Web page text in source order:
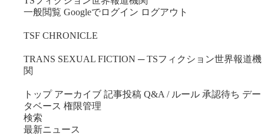
一般閲覧 Googleでログイン ログアウト
TSF CHRONICLE
TRANS SEXUAL FICTION ─ TSフィクション世界報道機
関
トップ アーカイブ 記事投稿 Q&A / ルール 承認待ち デー
タベース 権限管理
検索
最新ニュース